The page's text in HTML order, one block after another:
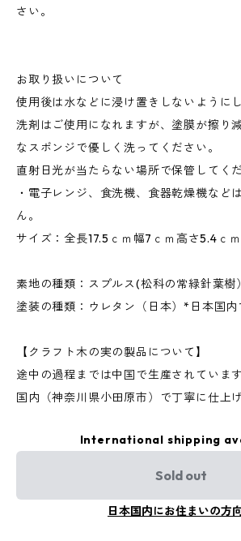
さい。
お取り扱いについて
使用後は水などに浸け置きしないように
洗剤はご使用になれますが、塗膜が擦り
なスポンジで優しく洗ってください。
直射日光が当たらない場所で保管してくだ
・電子レンジ、食洗機、食器乾燥機など
ん。
サイズ：全長17.5ｃｍ幅7ｃｍ高さ5.4ｃｍ
素地の種類：スプルス(松科の常緑針葉樹）
塗装の種類：ウレタン（日本）*日本国内
【クラフト木の実の製品について】
途中の過程までは中国で生産されていま
国内（神奈川県小田原市）で丁寧に仕上
International shipping
Sold out
日本国内にお住まいの方